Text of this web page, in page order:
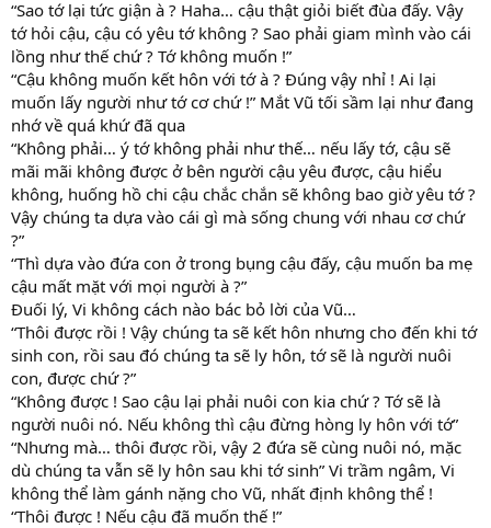
“Sao tớ lại tức giận à ? Haha… cậu thật giỏi biết đùa đấy. Vậy
tớ hỏi cậu, cậu có yêu tớ không ? Sao phải giam mình vào cái
lồng như thế chứ ? Tớ không muốn !”
“Cậu không muốn kết hôn với tớ à ? Đúng vậy nhỉ ! Ai lại
muốn lấy người như tớ cơ chứ !” Mắt Vũ tối sầm lại như đang
nhớ về quá khứ đã qua
“Không phải… ý tớ không phải như thế… nếu lấy tớ, cậu sẽ
mãi mãi không được ở bên người cậu yêu được, cậu hiểu
không, huống hồ chi cậu chắc chắn sẽ không bao giờ yêu tớ ?
Vậy chúng ta dựa vào cái gì mà sống chung với nhau cơ chứ
?”
“Thì dựa vào đứa con ở trong bụng cậu đấy, cậu muốn ba mẹ
cậu mất mặt với mọi người à ?”
Đuối lý, Vi không cách nào bác bỏ lời của Vũ…
“Thôi được rồi ! Vậy chúng ta sẽ kết hôn nhưng cho đến khi tớ
sinh con, rồi sau đó chúng ta sẽ ly hôn, tớ sẽ là người nuôi
con, được chứ ?”
“Không được ! Sao cậu lại phải nuôi con kia chứ ? Tớ sẽ là
người nuôi nó. Nếu không thì cậu đừng hòng ly hôn với tớ”
“Nhưng mà… thôi được rồi, vậy 2 đứa sẽ cùng nuôi nó, mặc
dù chúng ta vẫn sẽ ly hôn sau khi tớ sinh” Vi trầm ngâm, Vi
không thể làm gánh nặng cho Vũ, nhất định không thể !
“Thôi được ! Nếu cậu đã muốn thế !”